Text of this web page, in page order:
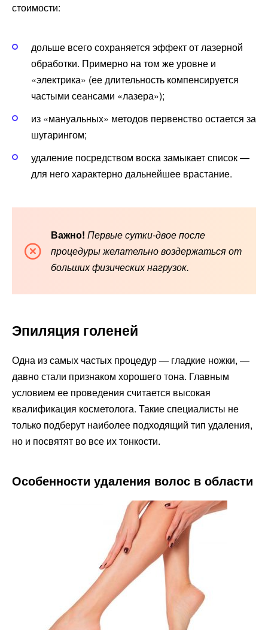
стоимости:
дольше всего сохраняется эффект от лазерной
обработки. Примерно на том же уровне и
«электрика» (ее длительность компенсируется
частыми сеансами «лазера»);
из «мануальных» методов первенство остается за
шугарингом;
удаление посредством воска замыкает список —
для него характерно дальнейшее врастание.
Важно! Первые сутки-двое после
процедуры желательно воздержаться от
больших физических нагрузок.
Эпиляция голеней
Одна из самых частых процедур — гладкие ножки, —
давно стали признаком хорошего тона. Главным
условием ее проведения считается высокая
квалификация косметолога. Такие специалисты не
только подберут наиболее подходящий тип удаления,
но и посвятят во все их тонкости.
Особенности удаления волос в области